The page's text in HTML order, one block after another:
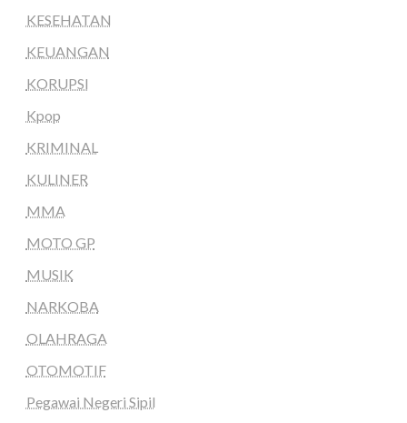
KESEHATAN
KEUANGAN
KORUPSI
Kpop
KRIMINAL
KULINER
MMA
MOTO GP
MUSIK
NARKOBA
OLAHRAGA
OTOMOTIF
Pegawai Negeri Sipil